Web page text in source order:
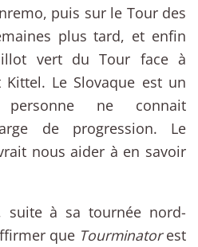
puis sur le Tour des
plus tard, et enfin
vert du Tour face à
Kittel. Le Slovaque est un
personne ne connait
de progression. Le
nous aider à en savoir
suite à sa tournée nord-
que Tourminatorest